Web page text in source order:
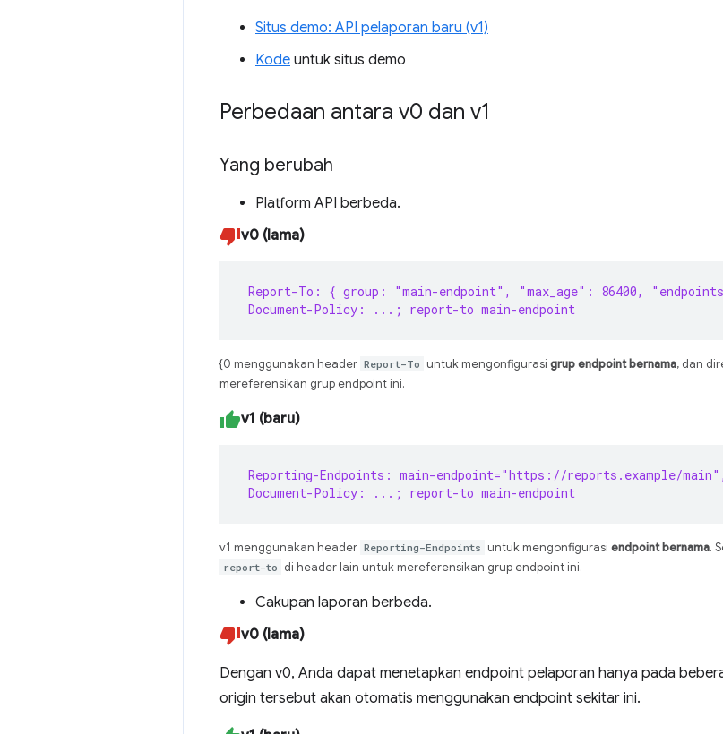
Situs demo: API pelaporan baru (v1)
Kode untuk situs demo
Perbedaan antara v0 dan v1
Yang berubah
Platform API berbeda.
v0 (lama)
Report-To: { group: "main-endpoint", "max_age": 86400,
Document-Policy: ...; report-to main-endpoint
{0 menggunakan header Report-To untuk mengonfigurasi grup endpoint bernama, dan
mereferensikan grup endpoint ini.
v1 (baru)
Reporting-Endpoints: main-endpoint="https://reports.example/
Document-Policy: ...; report-to main-endpoint
v1 menggunakan header Reporting-Endpoints untuk mengonfigurasi endpoint bernama.
report-to di header lain untuk mereferensikan grup endpoint ini.
Cakupan laporan berbeda.
v0 (lama)
Dengan v0, Anda dapat menetapkan endpoint pelaporan hanya pada
origin tersebut akan otomatis menggunakan endpoint sekitar ini.